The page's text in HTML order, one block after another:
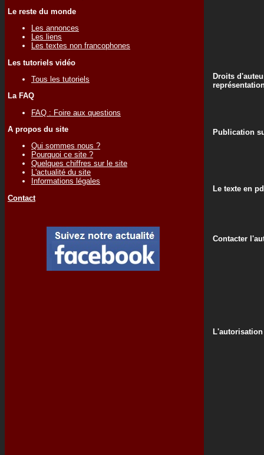
Le reste du monde
Les annonces
Les liens
Les textes non francophones
Les tutoriels vidéo
Tous les tutoriels
La FAQ
FAQ : Foire aux questions
A propos du site
Qui sommes nous ?
Pourquoi ce site ?
Quelques chiffres sur le site
L'actualité du site
Informations légales
Contact
Droits
Publication
Le texte en
Contacter
L'autorisation